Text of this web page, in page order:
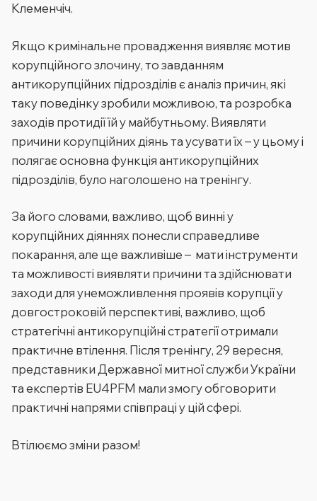
Клеменчіч.
Якщо кримінальне провадження виявляє мотив
корупційного злочину, то завданням
антикорупційних підрозділів є аналіз причин, які
таку поведінку зробили можливою, та розробка
заходів протидії їй у майбутньому. Виявляти
причини корупційних діянь та усувати їх – у цьому і
полягає основна функція антикорупційних
підрозділів, було наголошено на тренінгу.
За його словами, важливо, щоб винні у
корупційних діяннях понесли справедливе
покарання, але ще важливіше – мати інструменти
та можливості виявляти причини та здійснювати
заходи для унеможливлення проявів корупції у
довгостроковій перспективі, важливо, щоб
стратегічні антикорупційні стратегії отримали
практичне втілення. Після тренінгу, 29 вересня,
представники Державної митної служби України
та експертів EU4PFM мали змогу обговорити
практичні напрями співпраці у цій сфері.
Втілюємо зміни разом!